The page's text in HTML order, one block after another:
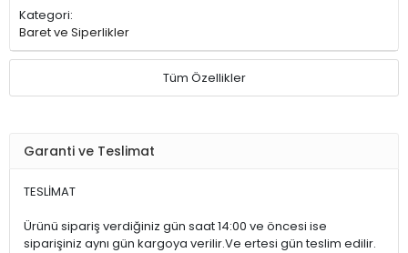
Kategori:
Baret ve Siperlikler
Tüm Özellikler
Garanti ve Teslimat
TESLİMAT
Ürünü sipariş verdiğiniz gün saat 14:00 ve öncesi ise
siparişiniz aynı gün kargoya verilir.Ve ertesi gün teslim edilir.